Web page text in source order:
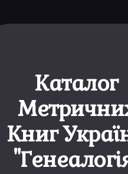
Каталог
Книг